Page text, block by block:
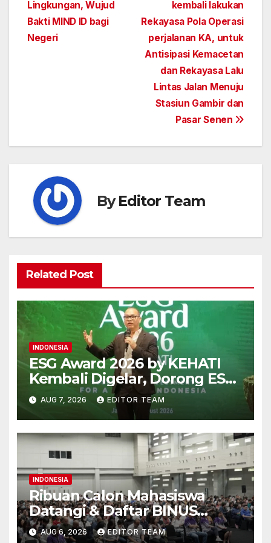
navigation
kembali lakukan
Rekayasa Pola Operasi
perjalanan KA, untuk
Antisipasi Kemacetan
dan Rekayasa Lalu
Lintas Jalan Menuju
Stasiun Gambir dan
Pasar Senen
Lingkungan, Wujud
Bakti MIND ID bagi
Negeri
ByEditor Team
Related Post
INDONESIA
ESG Award 2026 by KEHATI
Kembali Digelar, Dorong ESG
Menjadi Standar Baru Daya
Saing Bisnis Indonesia
AUG 7, 2026 EDITOR TEAM
INDONESIA
Ribuan Calon Mahasiswa
Datangi & Daftar BINUS
University, Wujudkan
AUG 6, 2026 EDITOR TEAM